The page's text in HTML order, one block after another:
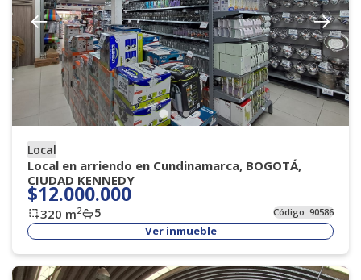
Local
Local en arriendo en Cundinamarca, BOGOTÁ,
CIUDAD KENNEDY
$12.000.000
320 m2 5 Código:90586
Ver inmueble